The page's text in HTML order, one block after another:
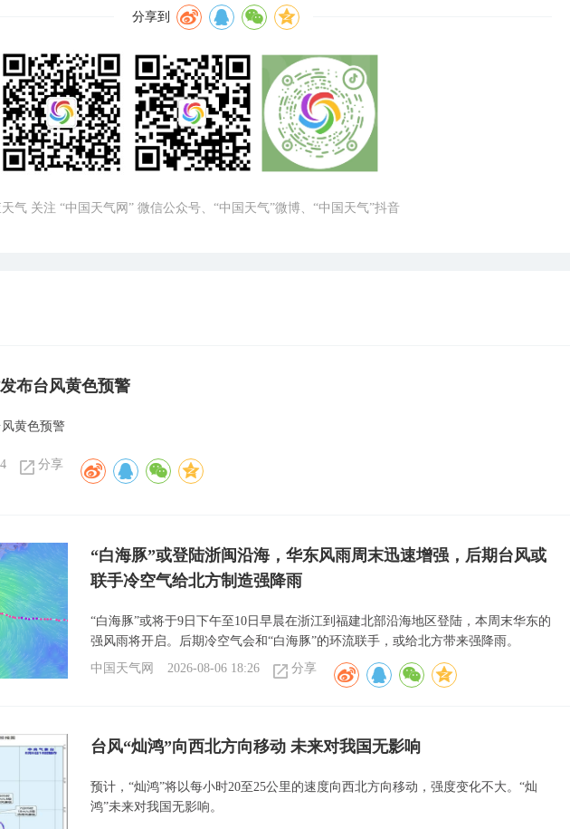
分享到
气 关注 “中国天气网” 微信公众号、“中国天气”微博、“中国天气”抖音
布台风黄色预警
黄色预警
分享
“白海豚”或登陆浙闽沿海，华东风雨周末迅速增强，后期台风或
联手冷空气给北方制造强降雨
“白海豚”或将于9日下午至10日早晨在浙江到福建北部沿海地区登陆，本周末华东的
强风雨将开启。后期冷空气会和“白海豚”的环流联手，或给北方带来强降雨。
中国天气网
2026-08-06 18:26 分享
台风“灿鸿”向西北方向移动 未来对我国无影响
预计，“灿鸿”将以每小时20至25公里的速度向西北方向移动，强度变化不大。“灿
鸿”未来对我国无影响。